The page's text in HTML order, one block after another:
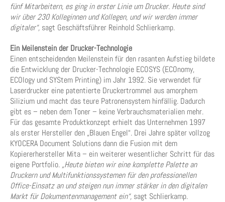
fünf Mitarbeitern, es ging in erster Linie um Drucker. Heute sind
wir über 230 Kolleginnen und Kollegen, und wir werden immer
digitaler“, sagt Geschäftsführer Reinhold Schlierkamp.
Ein Meilenstein der Drucker-Technologie
Einen entscheidenden Meilenstein für den rasanten Aufstieg bildete
die Entwicklung der Drucker-Technologie ECOSYS (ECOnomy,
ECOlogy und SYStem Printing) im Jahr 1992. Sie verwendet für
Laserdrucker eine patentierte Druckertrommel aus amorphem
Silizium und macht das teure Patronensystem hinfällig. Dadurch
gibt es – neben dem Toner – keine Verbrauchsmaterialien mehr.
Für das gesamte Produktkonzept erhielt das Unternehmen 1997
als erster Hersteller den „Blauen Engel“. Drei Jahre später vollzog
KYOCERA Document Solutions dann die Fusion mit dem
Kopiererhersteller Mita – ein weiterer wesentlicher Schritt für das
eigene Portfolio. „Heute bieten wir eine komplette Palette an
Druckern und Multifunktionssystemen für den professionellen
Office-Einsatz an und steigen nun immer stärker in den digitalen
Markt für Dokumentenmanagement ein“, sagt Schlierkamp.